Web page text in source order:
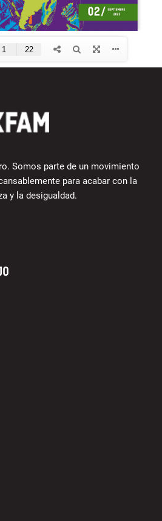
Somos parte de un movimiento
para acabar con la
y la desigualdad.